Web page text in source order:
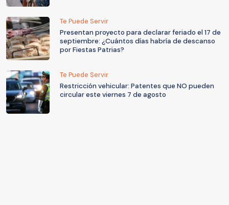
Te Puede Servir
Presentan proyecto para declarar feriado el 17 de
septiembre: ¿Cuántos días habría de descanso
por Fiestas Patrias?
Te Puede Servir
Restricción vehicular: Patentes que NO pueden
circular este viernes 7 de agosto